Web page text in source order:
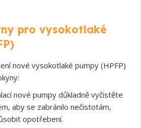
pro vysokotlaké
nové vysokotlaké pumpy (HPFP)
nové pumpy důkladně vyčistěte
aby se zabránilo nečistotám,
opotřebení.